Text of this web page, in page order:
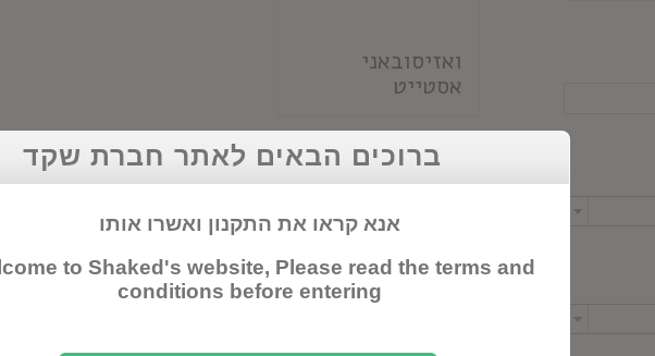
ואזיסובאני
אסטייט
ברוכים הבאים לאתר חברת שקד
אנא קראו את התקנון ואשרו אותו
to Shaked's website, Please read the terms and
conditions before entering